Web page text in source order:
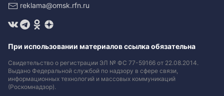
reklama@omsk.rfn.ru
При использовании материалов ссылка обязательна
Свидетельство о регистрации ЭЛ № ФС 77-59166 от 22.08.2014.
Выдано Федеральной службой по надзору в сфере связи,
информационных технологий и массовых коммуникаций
(Роскомнадзор).